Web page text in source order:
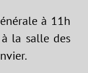
à 11h
la salle des